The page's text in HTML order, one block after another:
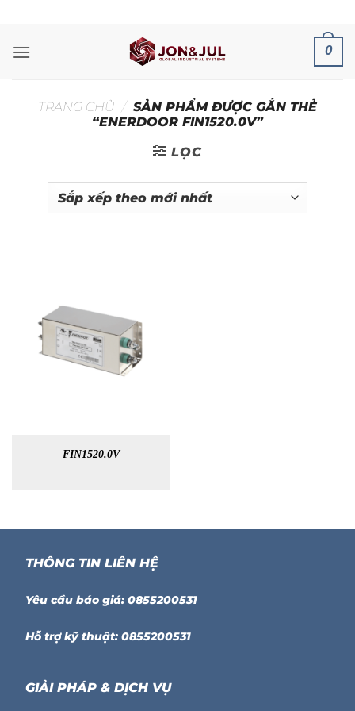
nội
0
TRANG CHỦ / SẢN PHẨM ĐƯỢC GẮN THẺ
“ENERDOOR FIN1520.0V”
LỌC
FIN1520.0V
THÔNG TIN LIÊN HỆ
Yêu cầu báo giá: 0855200531
Hỗ trợ kỹ thuật: 0855200531
GIẢI PHÁP & DỊCH VỤ